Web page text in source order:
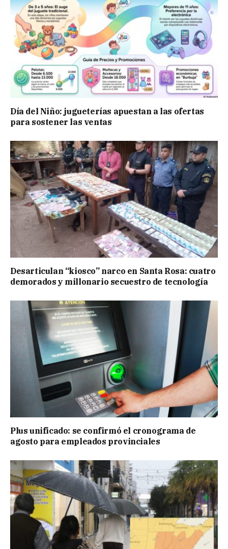
Día del Niño: jugueterías apuestan a las ofertas
para sostener las ventas
Desarticulan “kiosco” narco en Santa Rosa: cuatro
demorados y millonario secuestro de tecnología
Plus unificado: se confirmó el cronograma de
agosto para empleados provinciales